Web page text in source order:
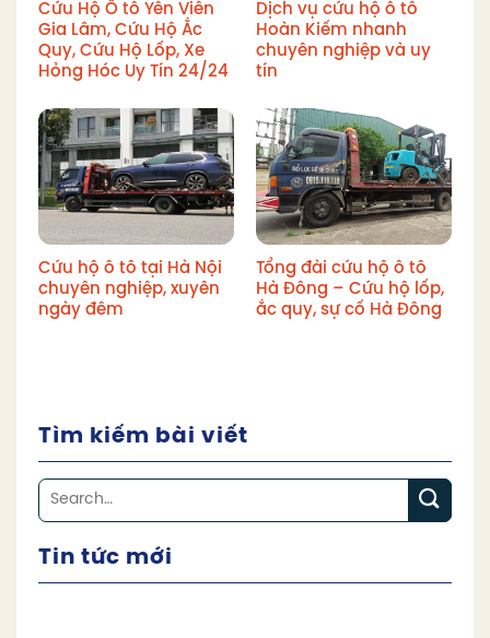
Cứu Hộ Ô tô Yên Viên
Gia Lâm, Cứu Hộ Ắc
Quy, Cứu Hộ Lốp, Xe
Hỏng Hóc Uy Tín 24/24
Dịch vụ cứu hộ ô tô
Hoàn Kiếm nhanh
chuyên nghiệp và uy
tín
Cứu hộ ô tô tại Hà Nội
chuyên nghiệp, xuyên
ngày đêm
Tổng đài cứu hộ ô tô
Hà Đông – Cứu hộ lốp,
ắc quy, sự cố Hà Đông
Tìm kiếm bài viết
Tin tức mới